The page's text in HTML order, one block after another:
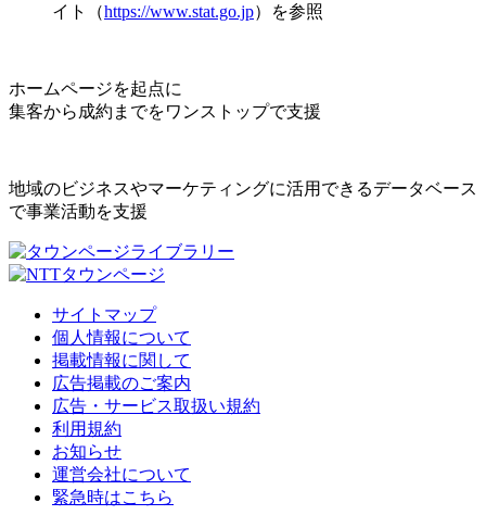
イト（https://www.stat.go.jp）を参照
ホームページを起点に
集客から成約までをワンストップで支援
地域のビジネスやマーケティングに活用できるデータベース
で事業活動を支援
サイトマップ
個人情報について
掲載情報に関して
広告掲載のご案内
広告・サービス取扱い規約
利用規約
お知らせ
運営会社について
緊急時はこちら